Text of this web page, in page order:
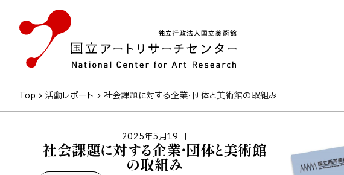
Top 活動レポート 社会課題に対する企業・団体と美術館の取組み
2025年5月19日
社会課題に対する企業・団体と美術館
の取組み